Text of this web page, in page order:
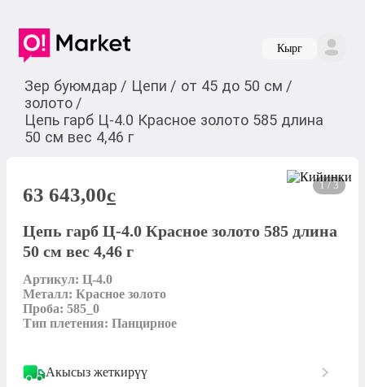
Кырг
Зер буюмдар / Цепи / от 45 до 50 см /
золото /
Цепь гарб Ц-4.0 Красное золото 585 длина
50 см вес 4,46 г
1 / 3
63 643,00c
Цепь гарб Ц-4.0 Красное золото 585 длина
50 см вес 4,46 г
Артикул: Ц-4.0
Металл: Красное золото
Проба: 585_0
Тип плетения: Панцирное
Акысыз жеткирүү